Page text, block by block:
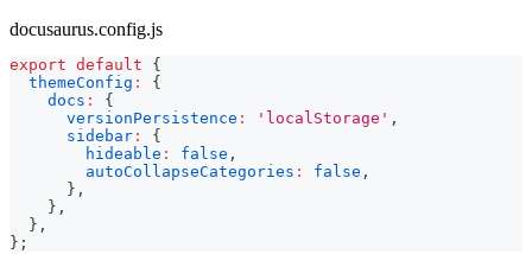
docusaurus.config.js
export default
{
themeConfig :
{
docs :
{
versionPersistence : 'localStorage' ,
sidebar :
{
hideable : false ,
autoCollapseCategories : false ,
} ,
} ,
} ,
} ;